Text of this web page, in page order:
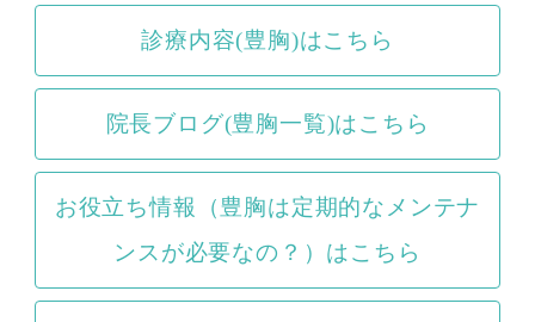
診療内容(豊胸)はこちら
院長ブログ(豊胸一覧)はこちら
お役立ち情報（豊胸は定期的なメンテナ
ンスが必要なの？）はこちら